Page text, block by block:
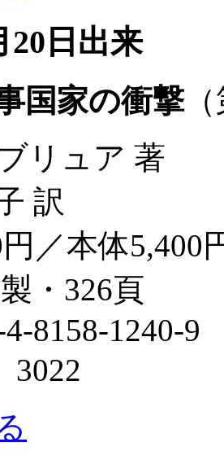
20日出来
国家の衝撃（
リュア 著
訳
／本体5,400
・326頁
8158-1240-9